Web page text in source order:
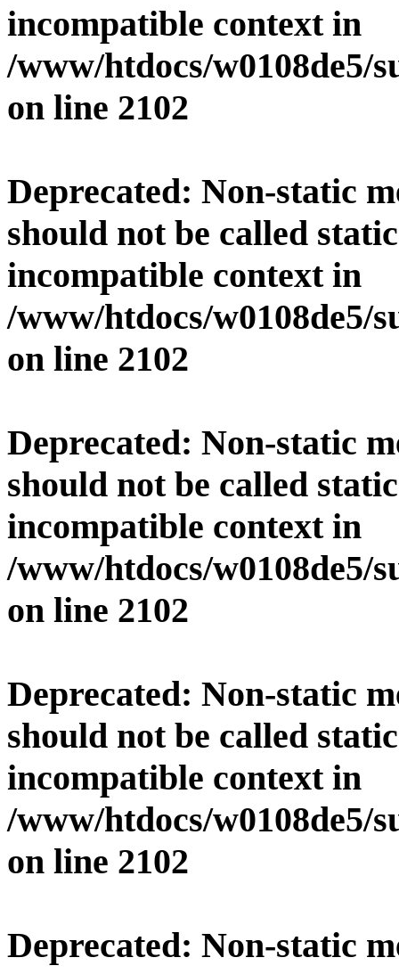
incompatible context in
/www/htdocs/w0108de5/
on line 2102
Deprecated: Non-static
should not be called
incompatible context in
/www/htdocs/w0108de5/
on line 2102
Deprecated: Non-static
should not be called
incompatible context in
/www/htdocs/w0108de5/
on line 2102
Deprecated: Non-static
should not be called
incompatible context in
/www/htdocs/w0108de5/
on line 2102
Deprecated: Non-static